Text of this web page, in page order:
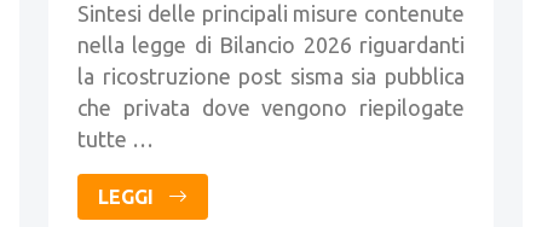
Sintesi delle principali misure contenute
nella legge di Bilancio 2026 riguardanti
la ricostruzione post sisma sia pubblica
che privata dove vengono riepilogate
tutte …
LEGGI